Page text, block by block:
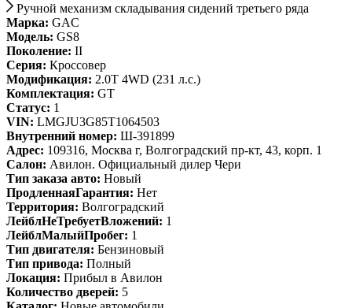
Ручной механизм складывания сидений третьего ряда
Марка: GAC
Модель: GS8
Поколение: II
Серия: Кроссовер
Модификация: 2.0T 4WD (231 л.с.)
Комплектация: GT
Статус: 1
VIN: LMGJU3G85T1064503
Внутренний номер: Ш-391899
Адрес: 109316, Москва г, Волгоградский пр-кт, 43, корп. 1
Салон: Авилон. Официальный дилер Чери
Тип заказа авто: Новый
ПродленнаяГарантия: Нет
Территория: Волгоградский
ЛейблНеТребуетВложений: 1
ЛейблМалыйПробег: 1
Тип двигателя: Бензиновый
Тип привода: Полный
Локация: Прибыл в Авилон
Количество дверей: 5